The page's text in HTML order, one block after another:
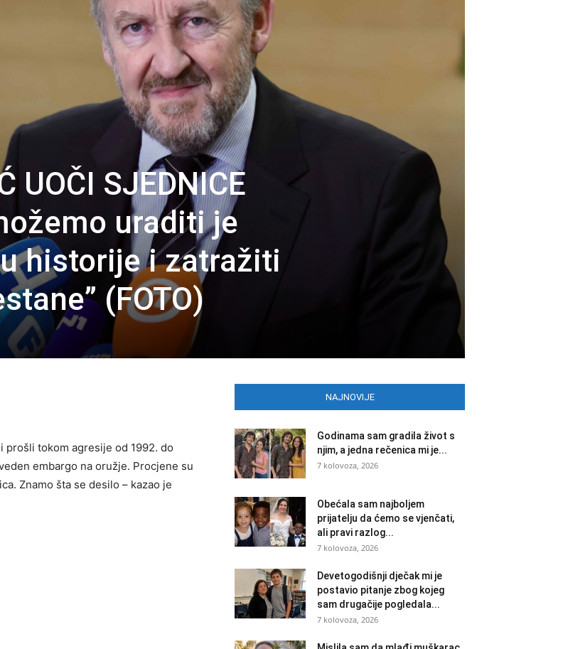
UOČI SJEDNICE
uraditi je
historije i zatražiti
(FOTO)
prošli tokom agresije od 1992. do
embargo na oružje. Procjene su
Znamo šta se desilo – kazao je
NAJNOVIJE
Godinama sam gradila život s
njim, a jedna rečenica mi je...
7 kolovoza, 2026
Obećala sam najboljem
prijatelju da ćemo se vjenčati,
ali pravi razlog...
7 kolovoza, 2026
Devetogodišnji dječak mi je
postavio pitanje zbog kojeg
sam drugačije pogledala...
7 kolovoza, 2026